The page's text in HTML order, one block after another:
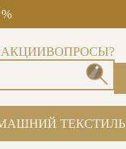
АКЦИИВОПРОСЫ?
ТЕКСТИЛЬ